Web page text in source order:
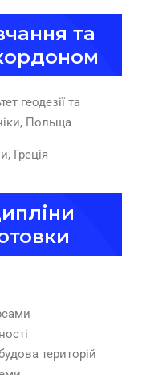
та
геодезії та
Польща
Греція
територій